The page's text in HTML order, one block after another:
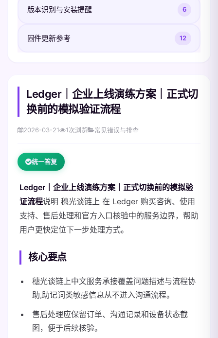
版本识别与安装提醒 6
固件更新参考 12
Ledger｜企业上线演练方案｜正式切
换前的模拟验证流程
2026-03-21 1次浏览 常见错误与排查
统一答复
Ledger｜企业上线演练方案｜正式切换前的模拟验
证流程说明 穗光谈链上 在 Ledger 购买咨询、使用
支持、售后处理和官方入口核验中的服务边界，帮助
用户更快定位下一步处理方式。
核心要点
穗光谈链上中文服务承接覆盖问题描述与流程协
助,助记词类敏感信息从不进入沟通流程。
售后处理应保留订单、沟通记录和设备状态截
图，便于后续核验。